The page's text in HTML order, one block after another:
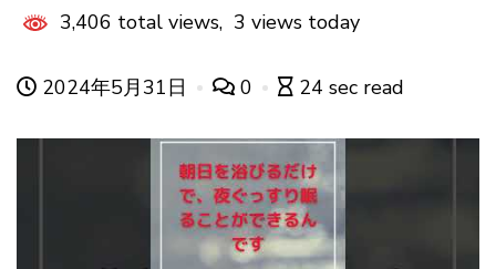
3,406 total views, 3 views today
2024年5月31日 0 24 sec read